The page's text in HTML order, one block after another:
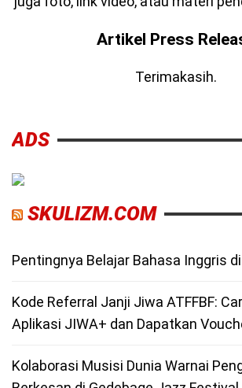
Artikel Press
Terimakasih.
ADS
SKULIZM.COM
Pentingnya Belajar Bahasa Inggris di
Kode Referral Janji Jiwa ATFFBF:
Aplikasi JIWA+ dan Dapatkan
Kolaborasi Musisi Dunia Warnai